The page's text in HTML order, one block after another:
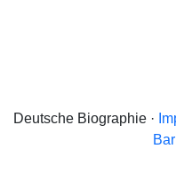
Deutsche Biographie ·